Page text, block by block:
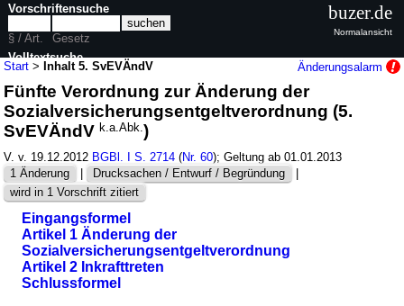
Start >Inhalt 5. SvEVÄndV Änderungsalarm
Fünfte Verordnung zur Änderung der
Sozialversicherungsentgeltverordnung (5.
SvEVÄndVk.a.Abk.)
V. v. 19.12.2012 BGBl. I S. 2714 (Nr. 60); Geltung ab 01.01.2013
1 Änderung
| Drucksachen / Entwurf / Begründung
|
wird in 1 Vorschrift zitiert
Eingangsformel
Artikel 1 Änderung der
Sozialversicherungsentgeltverordnung
Artikel 2 Inkrafttreten
Schlussformel
Vorschriftensuche
§ / Art.
Gesetz
Volltextsuche
nur in 5. SvEVÄndV
buzer.de
Normalansicht